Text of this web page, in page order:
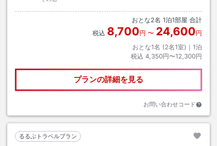
おとな2名 1泊1部屋 合計
税込 8,700円 〜 24,600円
おとな1名 (2名1室)｜ 1泊
税込 4,350円〜12,300円
プランの詳細を見る
お問い合わせコード
るるぶトラベルプラン